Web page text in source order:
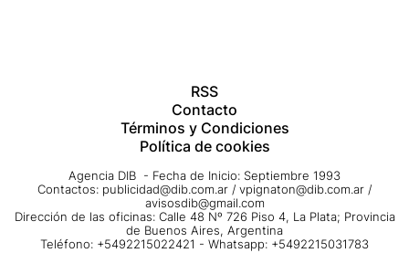
RSS
Contacto
Términos y Condiciones
Política de cookies
Agencia DIB - Fecha de Inicio: Septiembre 1993
Contactos: publicidad@dib.com.ar / vpignaton@dib.com.ar /
avisosdib@gmail.com
Dirección de las oficinas: Calle 48 Nº 726 Piso 4, La Plata; Provincia
de Buenos Aires, Argentina
Teléfono: +5492215022421 - Whatsapp: +5492215031783